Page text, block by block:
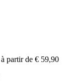
à partir de € 59,90